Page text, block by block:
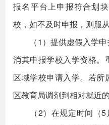
报名平台上申报符合划
校，如不及时申报，则服
（1）提供虚假入学申
消其申报学校入学资格。
区域学校申请入学。若所
区教育局调剂到相对就近
（2）在规定时间（5